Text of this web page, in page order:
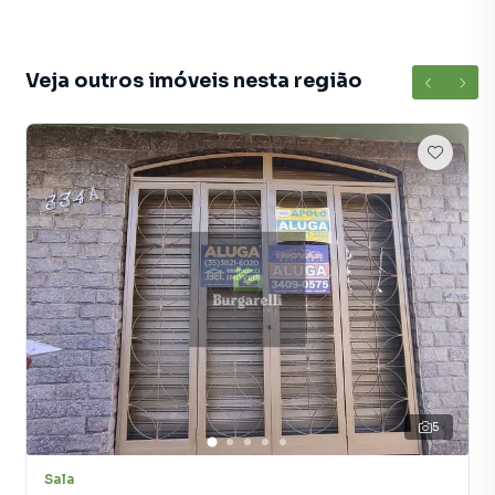
Negocie seu imóvel de forma totalmente online, com
segurança e tranquilidade. Na Burgarelli Imóveis você
consegue comprar ou alugar um imóvel em Lavras mesmo
não estando na cidade e com a praticidade de fazer tudo
online, direto do seu computador ou smartphone. Nós
criamos soluções inovadoras para simplificar a relação de
proprietários, inquilinos e compradores com o mercado
imobiliário.
Anuncie seu imóvel! É fácil, rápido e gratuito! A Burgarelli
Imóveis é uma imobiliária digital com imóveis em diversas
cidades do Brasil, incluindo Lavras.
Na Burgarelli Imóveis você consegue vender ou alugar seu
imóvel muito mais rápido do que em imobiliárias
tradicionais. Já vendemos e locamos diversos imóveis em
Lavras, especialmente em Jardim Vila Rica. Isso porque
Veja outros imóveis nesta região
5
Sala